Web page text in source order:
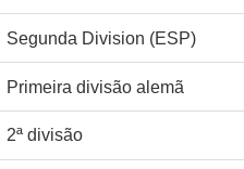
Segunda Division (ESP)
Primeira divisão alemã
2ª divisão